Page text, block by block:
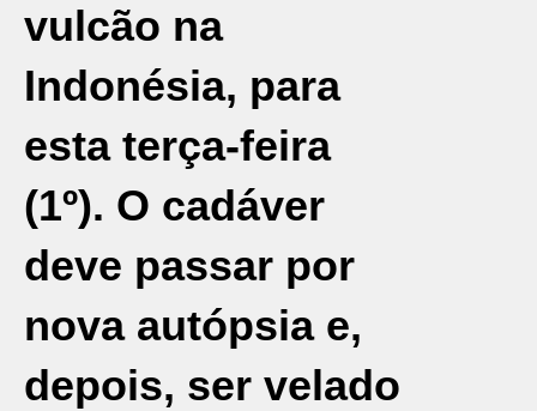
vulcão na
Indonésia, para
esta terça-feira
(1º). O cadáver
deve passar por
nova autópsia e,
depois, ser velado